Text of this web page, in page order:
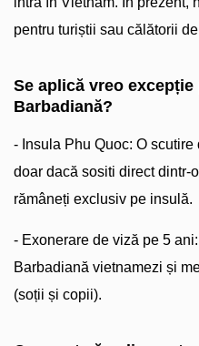
pentru turiștii sau călătorii
Se aplică vreo
Barbadiană?
- Insula Phu Quoc: O
doar dacă sositi direct dintr-
rămâneți exclusiv pe insulă.
- Exonerare de viză pe 5
Barbadiană vietnamezi și
(soții și copii).